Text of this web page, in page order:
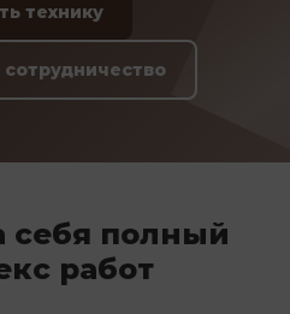
технику
себя полный
работ